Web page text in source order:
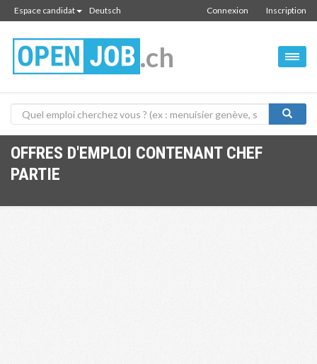
Espace candidat Deutsch Inscription
Connexion
.ch
OFFRES D'EMPLOI CONTENANT CHEF
PARTIE